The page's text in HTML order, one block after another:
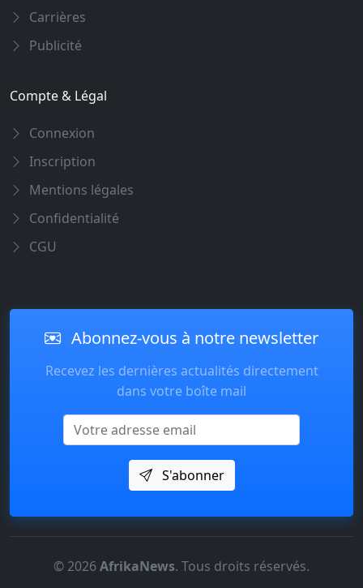
Carrières
Publicité
Compte & Légal
Connexion
Inscription
Mentions légales
Confidentialité
CGU
Abonnez-vous à notre newsletter
Recevez les dernières actualités directement
dans votre boîte mail
Email
S'abonner
© 2026AfrikaNews. Tous droits réservés.